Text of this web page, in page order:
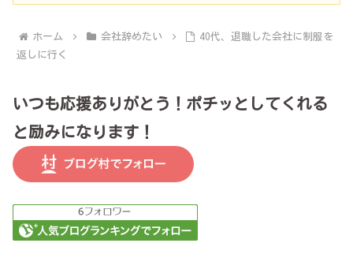
ホーム 会社辞めたい
40代、退職した会社に制服を
返しに行く
いつも応援ありがとう！ポチッとしてくれる
と励みになります！